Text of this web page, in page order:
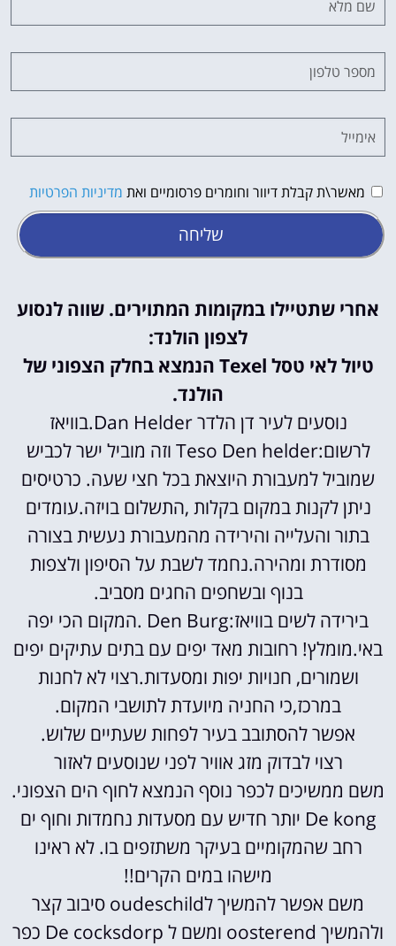
מאשר\ת קבלת דיוור וחומרים פרסומיים ואת מדיניות הפרטיות
שליחה
אחרי שתטיילו במקומות המתוירים. שווה לנסוע
לצפון הולנד:
טיול לאי טסל Texel הנמצא בחלק הצפוני של
הולנד.
נוסעים לעיר דן הלדר Dan Helder.בוויאז
לרשום:Teso Den helder וזה מוביל ישר לכביש
שמוביל למעבורת היוצאת בכל חצי שעה. כרטיסים
ניתן לקנות במקום בקלות ,התשלום בויזה.עומדים
בתור והעלייה והירידה מהמעבורת נעשית בצורה
מסודרת ומהירה.נחמד לשבת על הסיפון ולצפות
בנוף ובשחפים החגים מסביב.
בירידה לשים בוויאז:Den Burg .המקום הכי יפה
באי.מומלץ! רחובות מאד יפים עם בתים עתיקים יפים
ושמורים, חנויות יפות ומסעדות.רצוי לא לחנות
במרכז,כי החניה מיועדת לתושבי המקום.
אפשר להסתובב בעיר לפחות שעתיים שלוש.
רצוי לבדוק מזג אוויר לפני שנוסעים לאזור
משם ממשיכים לכפר נוסף הנמצא לחוף הים הצפוני.
De kong יותר חדיש עם מסעדות נחמדות וחוף ים
רחב שהמקומיים בעיקר משתזפים בו. לא ראינו
מישהו במים הקרים!!
משם אפשר להמשיך לoudeschild סיבוב קצר
ולהמשיך oosterend ומשם ל De cocksdorp כפר